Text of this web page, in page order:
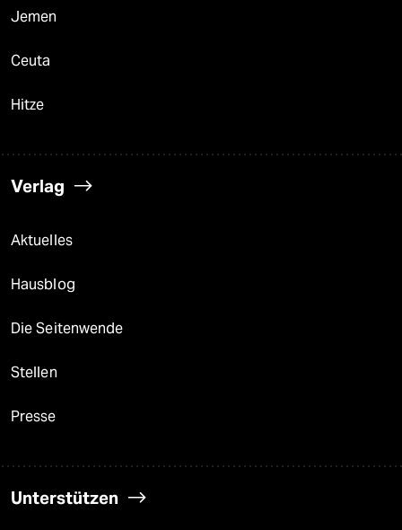
Jemen
Ceuta
Hitze
Verlag
Aktuelles
Hausblog
Die Seitenwende
Stellen
Presse
Unterstützen